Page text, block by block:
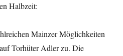
Halbzeit:
Mainzer Möglichkeiten
Torhüter Adler zu. Die